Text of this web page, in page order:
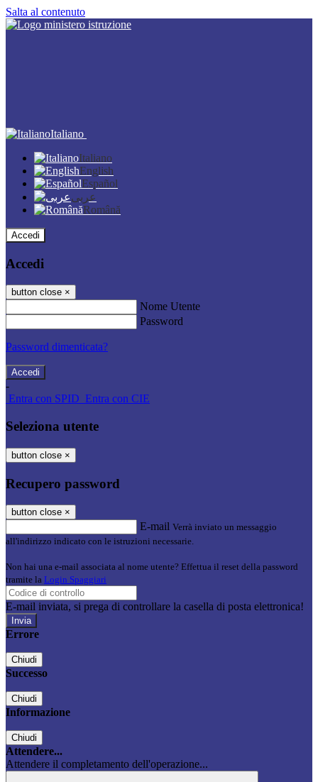
Salta al contenuto
Italiano
Italiano
English
Español
عربى
Română
Accedi
Accedi
button close ×
Nome Utente
Password
Password dimenticata?
-
Entra con SPID Entra con CIE
Seleziona utente
button close ×
Recupero password
button close ×
E-mail Verrà inviato un messaggio
all'indirizzo indicato con le istruzioni necessarie.
Non hai una e-mail associata al nome utente? Effettua il reset della password
tramite la Login Spaggiari
E-mail inviata, si prega di controllare la casella di posta elettronica!
Errore
Chiudi
Successo
Chiudi
Informazione
Chiudi
Attendere...
Attendere il completamento dell'operazione...